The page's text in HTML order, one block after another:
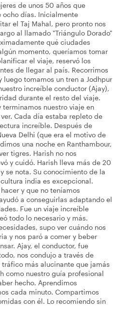
de unos 50 años que
ocho días. Inicialmente
el Taj Mahal, pero pronto nos
al llamado "Triángulo Dorado"
qué ciudades
momento, queríamos tomar
el viaje, reservó los
de llegar al país. Recorrimos
luego tomamos un tren a Jodhpur
increíble conductor (Ajay),
durante el resto del viaje.
nuestro viaje en
Cada día estaba repleto de
increíble. Después de
Delhi (que era el motivo de
una noche en Ranthambour,
tigres. Harish no nos
y cuidó. Harish lleva más de 20
se nota. Su conocimiento de la
india es excepcional.
y que no teníamos
a conseguirlas adaptando el
Fue un viaje increíble
todo lo necesario y más.
supo ver cuándo nos
y nos paró a comer y beber
Ajay, el conductor, fue
nos condujo a través de
más alucinante que jamás
como nuestro guía profesional
hecho. Aprendimos
cada minuto. Compartimos
con él. Lo recomiendo sin